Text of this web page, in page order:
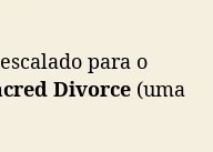
a
m
G
para o
Divorce (uma